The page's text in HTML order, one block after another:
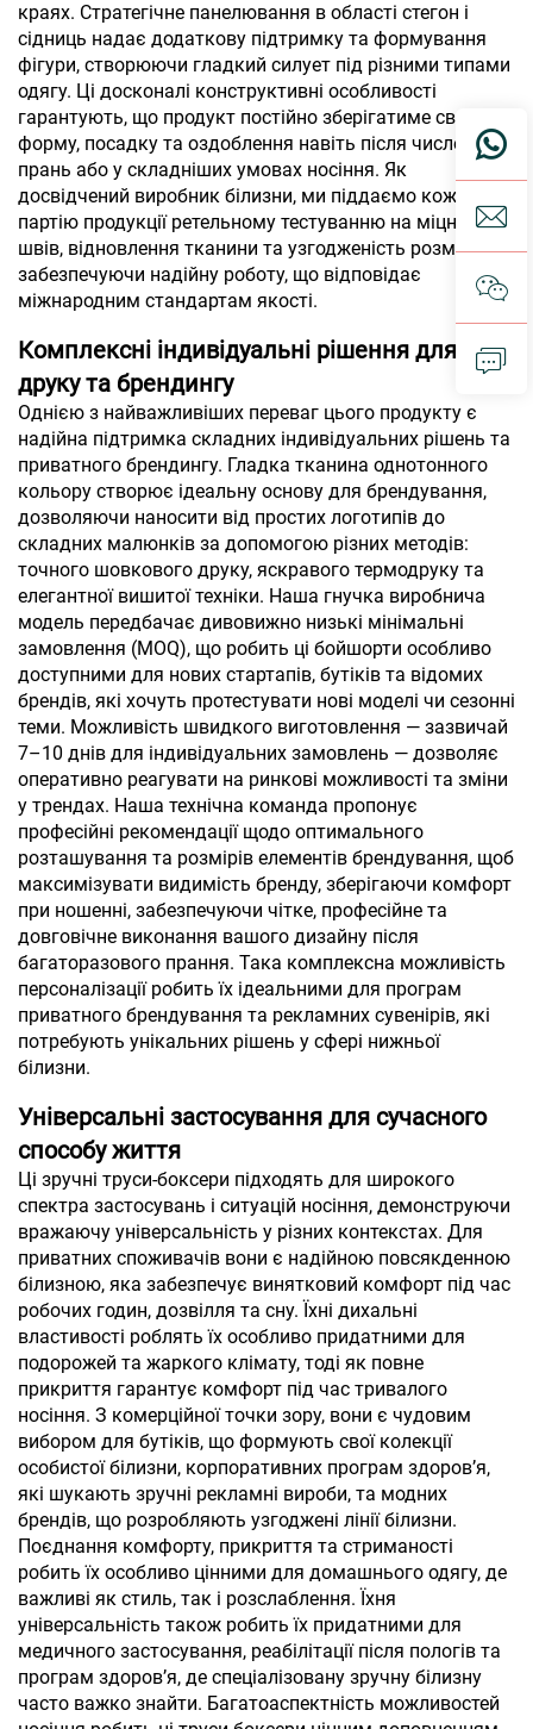
краях. Стратегічне панелювання в області стегон і
сідниць надає додаткову підтримку та формування
фігури, створюючи гладкий силует під різними типами
одягу. Ці досконалі конструктивні особливості
гарантують, що продукт постійно зберігатиме свою
форму, посадку та оздоблення навіть після численних
прань або у складніших умовах носіння. Як
досвідчений виробник білизни, ми піддаємо кожну
партію продукції ретельному тестуванню на міцність
швів, відновлення тканини та узгодженість розмірів,
забезпечуючи надійну роботу, що відповідає
міжнародним стандартам якості.
Комплексні індивідуальні рішення для
друку та брендингу
Однією з найважливіших переваг цього продукту є
надійна підтримка складних індивідуальних рішень та
приватного брендингу. Гладка тканина однотонного
кольору створює ідеальну основу для брендування,
дозволяючи наносити від простих логотипів до
складних малюнків за допомогою різних методів:
точного шовкового друку, яскравого термодруку та
елегантної вишитої техніки. Наша гнучка виробнича
модель передбачає дивовижно низькі мінімальні
замовлення (MOQ), що робить ці бойшорти особливо
доступними для нових стартапів, бутіків та відомих
брендів, які хочуть протестувати нові моделі чи сезонні
теми. Можливість швидкого виготовлення — зазвичай
7–10 днів для індивідуальних замовлень — дозволяє
оперативно реагувати на ринкові можливості та зміни
у трендах. Наша технічна команда пропонує
професійні рекомендації щодо оптимального
розташування та розмірів елементів брендування, щоб
максимізувати видимість бренду, зберігаючи комфорт
при ношенні, забезпечуючи чітке, професійне та
довговічне виконання вашого дизайну після
багаторазового прання. Така комплексна можливість
персоналізації робить їх ідеальними для програм
приватного брендування та рекламних сувенірів, які
потребують унікальних рішень у сфері нижньої
білизни.
Універсальні застосування для сучасного
способу життя
Ці зручні труси-боксери підходять для широкого
спектра застосувань і ситуацій носіння, демонструючи
вражаючу універсальність у різних контекстах. Для
приватних споживачів вони є надійною повсякденною
білизною, яка забезпечує винятковий комфорт під час
робочих годин, дозвілля та сну. Їхні дихальні
властивості роблять їх особливо придатними для
подорожей та жаркого клімату, тоді як повне
прикриття гарантує комфорт під час тривалого
носіння. З комерційної точки зору, вони є чудовим
вибором для бутіків, що формують свої колекції
особистої білизни, корпоративних програм здоров’я,
які шукають зручні рекламні вироби, та модних
брендів, що розробляють узгоджені лінії білизни.
Поєднання комфорту, прикриття та стриманості
робить їх особливо цінними для домашнього одягу, де
важливі як стиль, так і розслаблення. Їхня
універсальність також робить їх придатними для
медичного застосування, реабілітації після пологів та
програм здоров’я, де спеціалізовану зручну білизну
часто важко знайти. Багатоаспектність можливостей